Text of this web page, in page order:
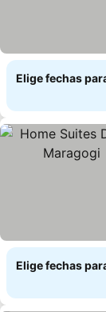
Elige fechas
Elige fechas